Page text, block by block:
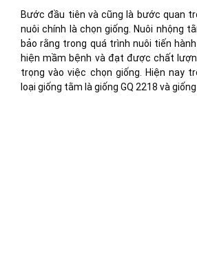
Bước đầu tiên và cũng là bước quan
nuôi chính là chọn giống. Nuôi nhộng
bảo rằng trong quá trình nuôi tiến
hiện mầm bệnh và đạt được chất
trọng vào việc chọn giống. Hiện nay
loại giống tằm là giống GQ 2218 và